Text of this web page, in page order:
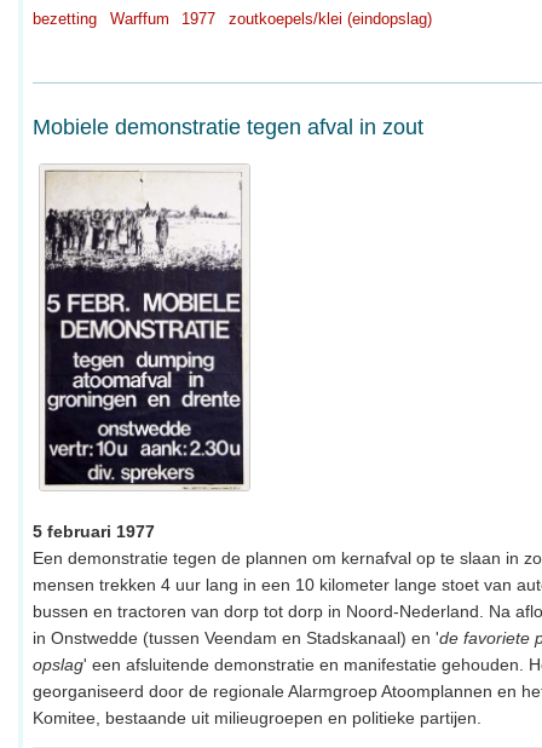
bezetting
Warffum 1977 zoutkoepels/klei (eindopslag)
Mobiele demonstratie tegen afval in zout
5 februari 1977
Een demonstratie tegen de plannen om kernafval op te slaan in
mensen trekken 4 uur lang in een 10 kilometer lange stoet van
bussen en tractoren van dorp tot dorp in Noord-Nederland. Na
in Onstwedde (tussen Veendam en Stadskanaal) en 'de favoriete
opslag' een afsluitende demonstratie en manifestatie gehouden.
georganiseerd door de regionale Alarmgroep Atoomplannen en
Komitee, bestaande uit milieugroepen en politieke partijen.